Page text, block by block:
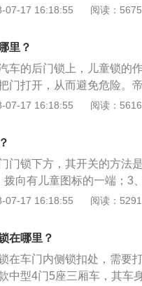
一款中型suv，车身尺寸是
载了1.4t涡轮增压发动机
110kw，与其匹配的是7挡
07-17 16:18:55 阅读：5675
里？
车的后门锁上，儿童锁的
门打开，从而避免危险。
、宽1789mm、高
是前置前驱，前悬架使用
架。
07-17 16:18:55 阅读：5616
门锁下方，其开关的方法
向有儿童图标的一端；3
。儿童锁的作用是：当后
锁需要使用钥匙插到相应
式儿童锁要复杂。
07-17 16:18:55 阅读：5291
在哪里？
在车门内侧锁扣处，需要
中型4门5座三厢车，其车